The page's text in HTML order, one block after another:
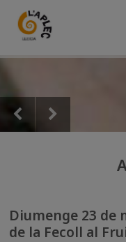
Diumenge 23 de
de la Fecoll al